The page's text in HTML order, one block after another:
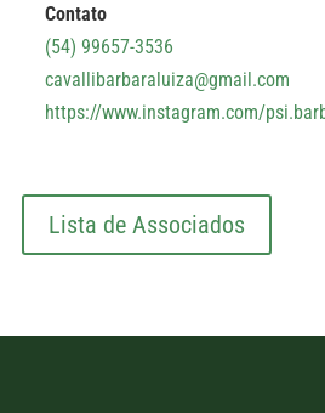
Contato
(54) 99657-3536
cavallibarbaraluiza@gmail.com
https://www.instagram.com/
Lista de Associados